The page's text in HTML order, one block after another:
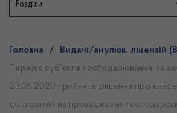
Розділи
Головна / Видачі/анулюв. ліцензій
Перелік суб’єктів господарювання, за
23.06.2020 прийняте рішення про
до ліцензій на провадження